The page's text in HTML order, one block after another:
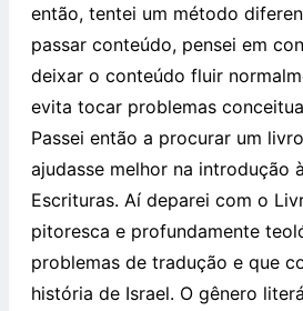
então, tentei um método
passar conteúdo, pensei em
deixar o conteúdo fluir
evita tocar problemas
Passei então a procurar um
ajudasse melhor na introdução
Escrituras. Aí deparei com o
pitoresca e profundamente
problemas de tradução e que
história de Israel. O gênero